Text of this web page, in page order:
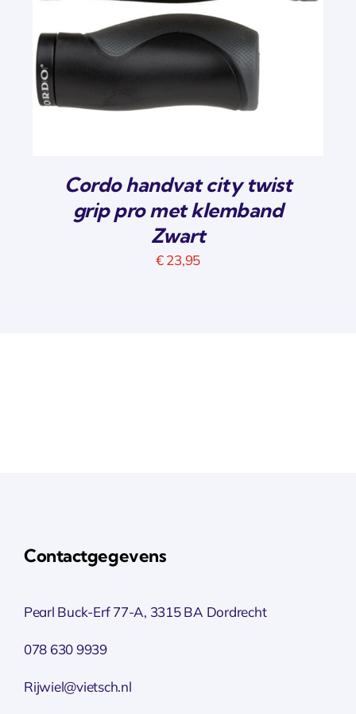
Cordo handvat city twist
grip pro met klemband
Zwart
€23,95
Contactgegevens
Pearl Buck-Erf 77-A, 3315 BA Dordrecht
078 630 9939
Rijwiel@vietsch.nl